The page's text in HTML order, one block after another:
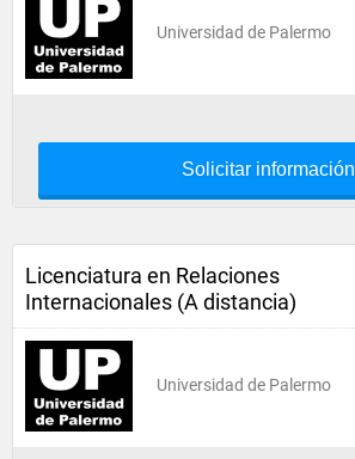
Universidad de Palermo
Solicitar información
Licenciatura en Relaciones
Internacionales (A distancia)
Universidad de Palermo